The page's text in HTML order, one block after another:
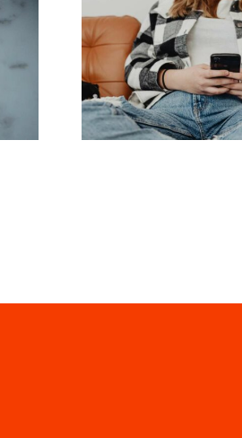
strategie
widoczności
Facebooku
roku